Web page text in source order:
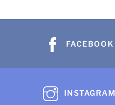
FACEBOOK
INSTAGRAM